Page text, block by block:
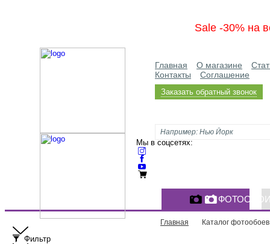
Sale -30% на
Главная О магазине
Контакты
Соглашение
Заказать обратный звонок
Мы в соцсетях:
Главная Каталог фотообоев
Фильтр